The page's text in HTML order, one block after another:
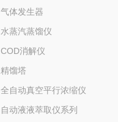
气体发生器
水蒸汽蒸馏仪
COD消解仪
精馏塔
全自动真空平行浓缩仪
自动液液萃取仪系列